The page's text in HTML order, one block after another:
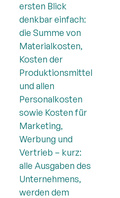
ersten Blick
denkbar einfach:
die Summe von
Materialkosten,
Kosten der
Produktionsmittel
und allen
Personalkosten
sowie Kosten für
Marketing,
Werbung und
Vertrieb – kurz:
alle Ausgaben des
Unternehmens,
werden dem